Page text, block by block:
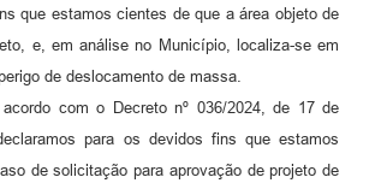
que estamos cientes de que a área objeto de
e, em análise no Município, localiza-se em
de deslocamento de massa.
com o Decreto nº 036/2024, de 17 de
para os devidos fins que estamos
de solicitação para aprovação de projeto de